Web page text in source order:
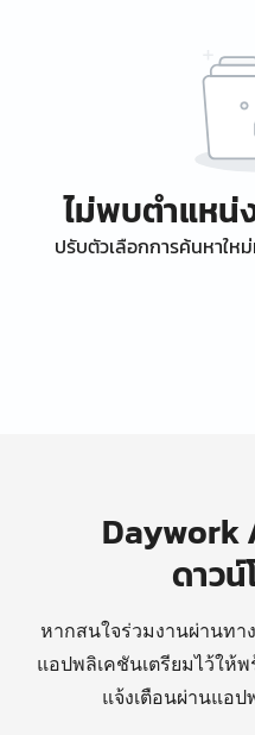
ไม่พบตำแห
ปรับตัวเลือกการค้นหาให
Daywork
ดาว
หากสนใจร่วมงานผ่านทา
แอปพลิเคชันเตรียมไว้ให้พ
แจ้งเตือนผ่านแอ